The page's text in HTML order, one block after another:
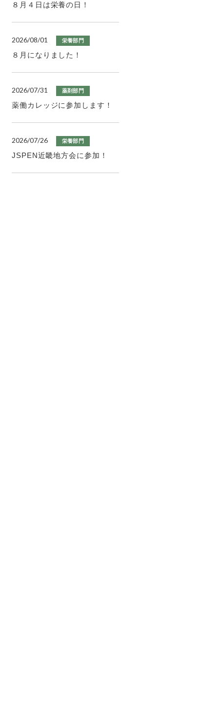
８月４日は栄養の日！
2026/08/01 栄養部門
８月になりました！
2026/07/31 薬剤部門
薬働カレッジに参加します！
2026/07/26 栄養部門
JSPEN近畿地方会に参加！